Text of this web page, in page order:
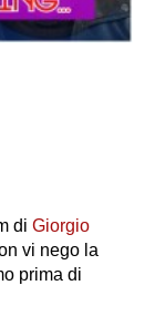
di Giorgio
vi nego la
prima di